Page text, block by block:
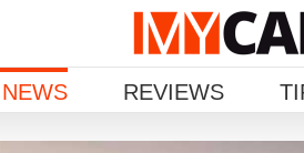
REVIEWS